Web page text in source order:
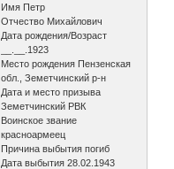
Имя Петр
Отчество Михайлович
Дата рождения/Возраст
__.__.1923
Место рождения Пензенская
обл., Земетчинский р-н
Дата и место призыва
Земетчинский РВК
Воинское звание
красноармеец
Причина выбытия погиб
Дата выбытия 28.02.1943